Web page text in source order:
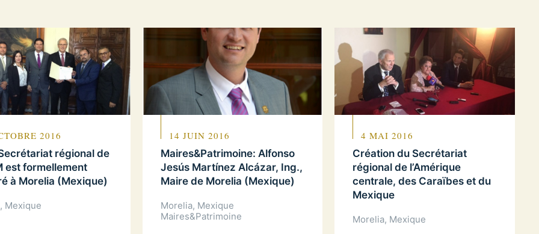
2016
régional de
est formellement
à Morelia (Mexique)
Mexique
14 JUIN 2016
Maires&Patrimoine: Alfonso
Jesús Martínez Alcázar, Ing.,
Maire de Morelia (Mexique)
Morelia, Mexique
Maires&Patrimoine
4 MAI 2016
Création du Secrétariat
régional de l’Amérique
centrale, des Caraïbes et du
Mexique
Morelia, Mexique